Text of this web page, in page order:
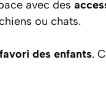
avec des
ou chats.
des enfants.